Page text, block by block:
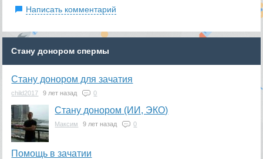
Написать комментарий
Стану донором спермы
Стану донором для зачатия
child2017 9 лет назад 0
Стану донором (ИИ, ЭКО)
Максим 9 лет назад 0
Помощь в зачатии